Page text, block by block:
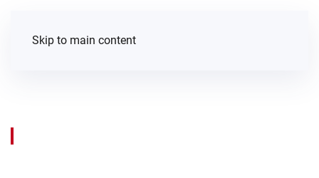
Skip to main content